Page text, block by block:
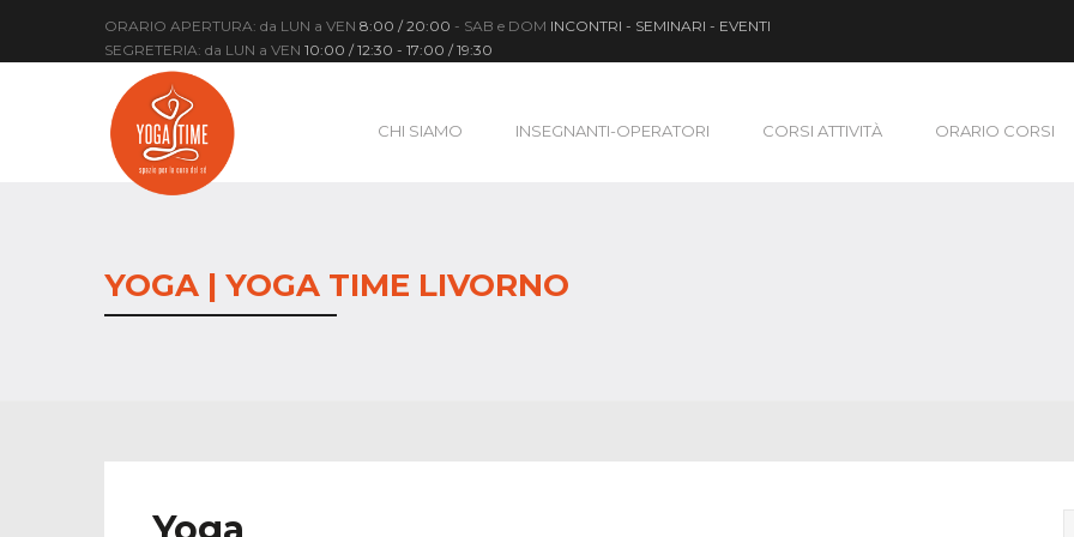
ORARIO APERTURA: da LUN a VEN 8:00 / 20:00 - SAB e DOM INCONTRI - SEMINARI - EVENTI
SEGRETERIA: da LUN a VEN 10:00 / 12:30 - 17:00 / 19:30
CHI SIAMO INSEGNANTI-OPERATORI CORSI ATTIVITÀ ORARIO CORSI
YOGA | YOGA TIME LIVORNO